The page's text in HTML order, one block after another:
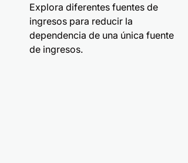
Explora diferentes fuentes de
ingresos para reducir la
dependencia de una única fuente
de ingresos.